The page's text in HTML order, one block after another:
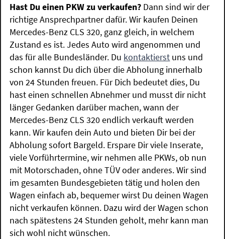
Hast Du einen PKW zu verkaufen? Dann sind wir der
richtige Ansprechpartner dafür. Wir kaufen Deinen
Mercedes-Benz CLS 320, ganz gleich, in welchem
Zustand es ist. Jedes Auto wird angenommen und
das für alle Bundesländer. Du kontaktierst uns und
schon kannst Du dich über die Abholung innerhalb
von 24 Stunden freuen. Für Dich bedeutet dies, Du
hast einen schnellen Abnehmer und musst dir nicht
länger Gedanken darüber machen, wann der
Mercedes-Benz CLS 320 endlich verkauft werden
kann. Wir kaufen dein Auto und bieten Dir bei der
Abholung sofort Bargeld. Erspare Dir viele Inserate,
viele Vorführtermine, wir nehmen alle PKWs, ob nun
mit Motorschaden, ohne TÜV oder anderes. Wir sind
im gesamten Bundesgebieten tätig und holen den
Wagen einfach ab, bequemer wirst Du deinen Wagen
nicht verkaufen können. Dazu wird der Wagen schon
nach spätestens 24 Stunden geholt, mehr kann man
sich wohl nicht wünschen.